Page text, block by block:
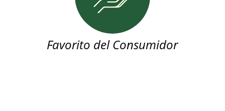
Favorito del Consumidor